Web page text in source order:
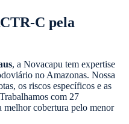
C pela
, a Novacapu tem expertise
no Amazonas. Nossa
os riscos específicos e as
com 27
melhor cobertura pelo menor